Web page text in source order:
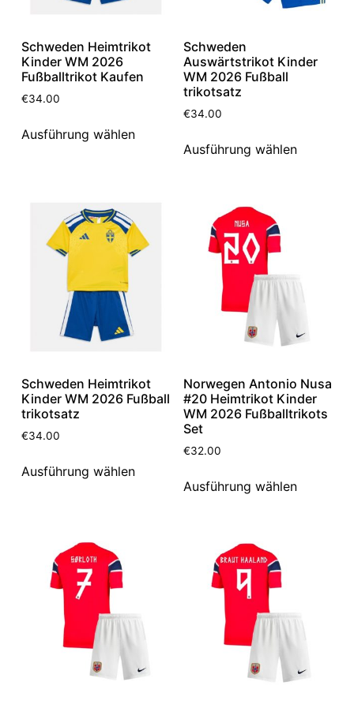
Schweden Heimtrikot
Kinder WM 2026
Fußballtrikot Kaufen
€34.00
Ausführung wählen
Schweden
Auswärtstrikot Kinder
WM 2026 Fußball
trikotsatz
€34.00
Ausführung wählen
Schweden Heimtrikot
Kinder WM 2026 Fußball
trikotsatz
€34.00
Ausführung wählen
Norwegen Antonio Nusa
#20 Heimtrikot Kinder
WM 2026 Fußballtrikots
Set
€32.00
Ausführung wählen